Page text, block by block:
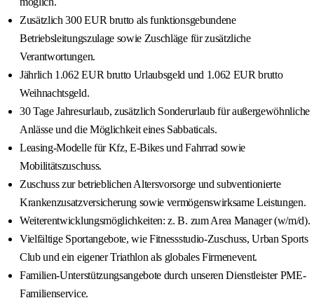
Zusätzlich 300 EUR brutto als funktionsgebundene
Betriebsleitungszulage sowie Zuschläge für zusätzliche
Verantwortungen.
Jährlich 1.062 EUR brutto Urlaubsgeld und 1.062 EUR brutto
Weihnachtsgeld.
30 Tage Jahresurlaub, zusätzlich Sonderurlaub für außergewöhnliche
Anlässe und die Möglichkeit eines Sabbaticals.
Leasing-Modelle für Kfz, E-Bikes und Fahrrad sowie
Mobilitätszuschuss.
Zuschuss zur betrieblichen Altersvorsorge und subventionierte
Krankenzusatzversicherung sowie vermögenswirksame Leistungen.
Weiterentwicklungsmöglichkeiten: z. B. zum Area Manager (w/m/d).
Vielfältige Sportangebote, wie Fitnessstudio-Zuschuss, Urban Sports
Club und ein eigener Triathlon als globales Firmenevent.
Familien-Unterstützungsangebote durch unseren Dienstleister PME-
Familienservice.